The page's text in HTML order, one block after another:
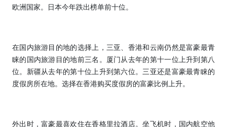
欧洲国家。日本今年跌出榜单前十位。
在国内旅游目的地的选择上，三亚、香港和云南仍然是富豪最青
睐的国内旅游目的地前三名。厦门从去年的第十一位上升到第八
位。新疆从去年的第十位上升到第六位。三亚还是富豪最青睐的
度假房所在地。选择在香港购买度假房的富豪比例上升。
外出时，富豪最喜欢住在香格里拉酒店。坐飞机时，国内航空他